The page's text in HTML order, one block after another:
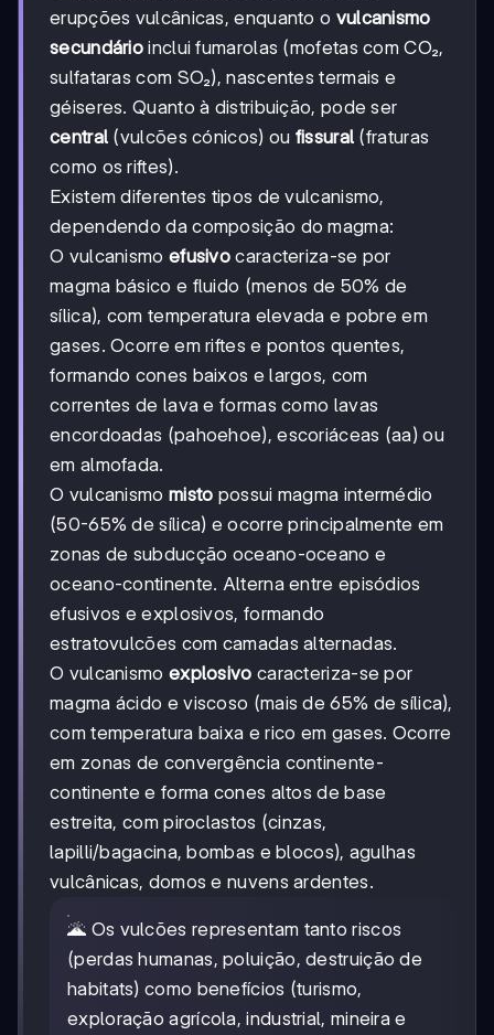
erupções vulcânicas, enquanto o vulcanismo
secundário inclui fumarolas (mofetas com CO₂,
sulfataras com SO₂), nascentes termais e
géiseres. Quanto à distribuição, pode ser
central (vulcões cónicos) ou fissural (fraturas
como os riftes).
Existem diferentes tipos de vulcanismo,
dependendo da composição do magma:
O vulcanismo efusivo caracteriza-se por
magma básico e fluido (menos de 50% de
sílica), com temperatura elevada e pobre em
gases. Ocorre em riftes e pontos quentes,
formando cones baixos e largos, com
correntes de lava e formas como lavas
encordoadas (pahoehoe), escoriáceas (aa) ou
em almofada.
O vulcanismo misto possui magma intermédio
(50-65% de sílica) e ocorre principalmente em
zonas de subducção oceano-oceano e
oceano-continente. Alterna entre episódios
efusivos e explosivos, formando
estratovulcões com camadas alternadas.
O vulcanismo explosivo caracteriza-se por
magma ácido e viscoso (mais de 65% de sílica),
com temperatura baixa e rico em gases. Ocorre
em zonas de convergência continente-
continente e forma cones altos de base
estreita, com piroclastos (cinzas,
lapilli/bagacina, bombas e blocos), agulhas
vulcânicas, domos e nuvens ardentes.
🌋 Os vulcões representam tanto riscos
(perdas humanas, poluição, destruição de
habitats) como benefícios (turismo,
exploração agrícola, industrial, mineira e